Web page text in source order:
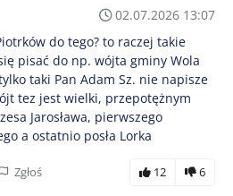
02.07.2026 13:07
do tego? to raczej takie
pisać do np. wójta gminy Wola
taki Pan Adam Sz. nie napisze
tez jest wielki, przepotężnym
Jarosława, pierwszego
a ostatnio posła Lorka
Zgłoś 12 6